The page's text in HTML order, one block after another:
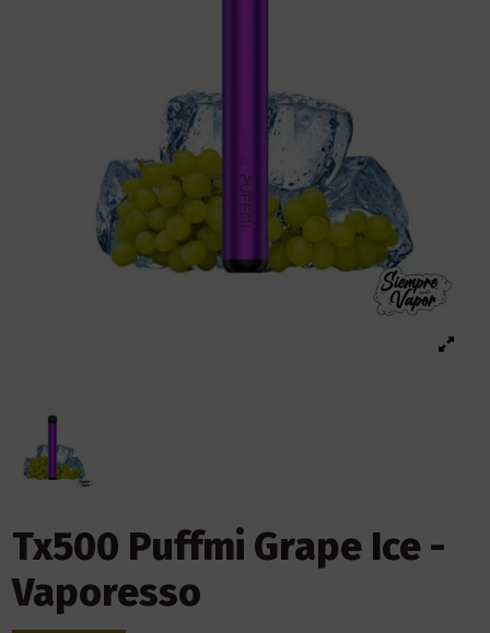
Tx500 Puffmi Grape Ice -
Vaporesso